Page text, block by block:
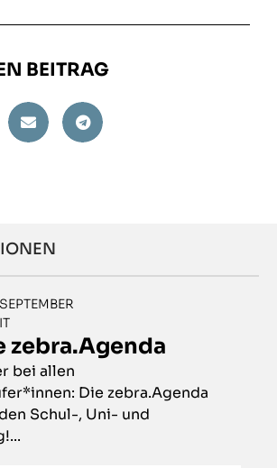
BEITRAG
zebra.Agenda
bei allen
Die zebra.Agenda
Schul-, Uni- und